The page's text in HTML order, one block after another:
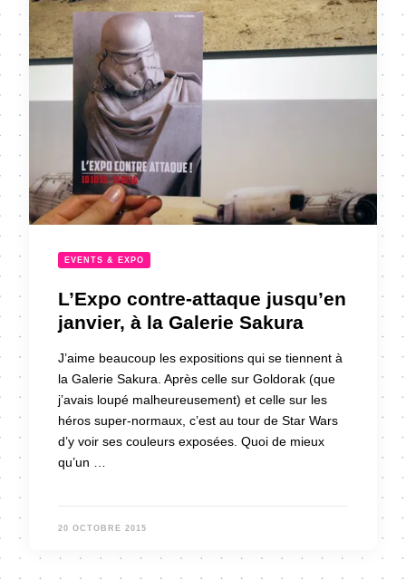
EVENTS & EXPO
L’Expo contre-attaque jusqu’en
janvier, à la Galerie Sakura
J’aime beaucoup les expositions qui se tiennent à
la Galerie Sakura. Après celle sur Goldorak (que
j’avais loupé malheureusement) et celle sur les
héros super-normaux, c’est au tour de Star Wars
d’y voir ses couleurs exposées. Quoi de mieux
qu’un …
20 OCTOBRE 2015